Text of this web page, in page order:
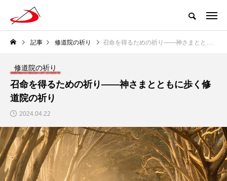
記事 修道院の祈り 召命を得るための祈り――神さまとともに歩く修道院の祈り
修道院の祈り
召命を得るための祈り――神さまとともに歩く修
道院の祈り
2024.04.22